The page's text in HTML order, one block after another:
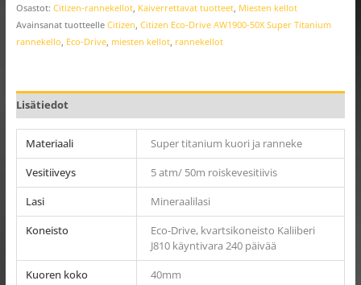
Osastot: Citizen-rannekellot, Kaiverrettavat tuotteet, Miesten kellot
Avainsanat tuotteelle Citizen, Citizen Eco-Drive AW1900-50X Super Titanium
rannekello, Eco-Drive, miesten kellot, rannekellot
Lisätiedot
Materiaali
Super titanium kuori ja ranneke
Vesitiiveys
5 atm/ 50m roiskevesitiivis
Lasi
Mineraalilasi
Koneisto
Eco-Drive, kvartsikoneisto Kaliiberi
J810 käyntivara 240 päivää
Kuoren koko
40mm